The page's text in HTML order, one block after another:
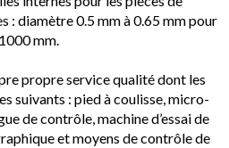
: diamètre 0.5 mm à 0.65 mm pour
mm.
propre service qualité dont les
suivants : pied à coulisse, micro-
de contrôle, machine d’essai de
et moyens de contrôle de